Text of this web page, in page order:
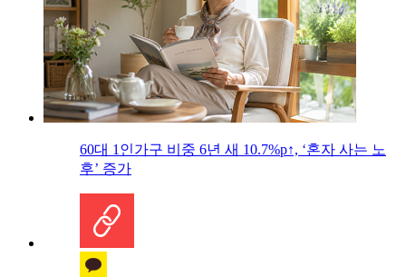
60대 1인가구 비중 6년 새 10.7%p↑, ‘혼자 사는 노
후’ 증가